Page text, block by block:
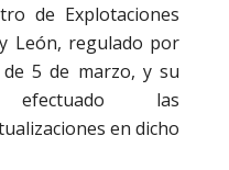
de Explotaciones
León, regulado por
5 de marzo, y su
las
en dicho